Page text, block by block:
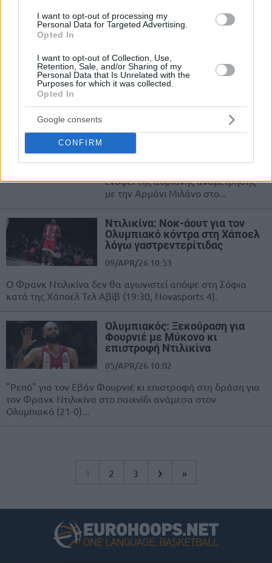
I want to opt-out of processing my
Personal Data for Targeted Advertising.
Opted In
I want to opt-out of Collection, Use,
Retention, Sale, and/or Sharing of my
Personal Data that Is Unrelated with the
Purposes for which it was collected.
Opted In
Google consents
CONFIRM
Ιταλούς οι ΛεΝτέι,
Γκούντουριτς
Με απόντα τον Φρανκ Ντιλικίνα θα αντιμετωπίσει ο
Ολυμπιακός την Αρμάνι Μιλάνο στο ΣΕΦ (21:15).
Ολυμπιακός: Χωρίς Τζόουνς &
Μόρις κόντρα στην Αρμάνι
15/APR/26 11:47
Δύο παίκτες δεν θα βρίσκονται στη
ενόψει της αυριανής αναμέτρησης
με την Αρμάνι Μιλάνο στο...
Ντιλικίνα: Νοκ-άουτ για τον
Ολυμπιακό κόντρα στη Χάποελ
λόγω γαστρεντερίτιδας
09/APR/26 10:53
Ο Φρανκ Ντιλικίνα δεν θα αγωνιστεί απόψε στη Σόφια
κατά της Χάποελ Τελ Αβίβ (19:30, Novasports 4).
Ολυμπιακός: Ξεκούραση για
Φουρνιέ με Μύκονο κι
επιστροφή Ντιλικίνα
05/APR/26 10:02
"Ρεπό" για τον Εβάν Φουρνιέ κι επιστροφή στη δράση για
τον Φρανκ Ντιλικίνα στο παιχνίδι ανάμεσα στον
Ολυμπιακό (21-0)...
1 2 3 › »